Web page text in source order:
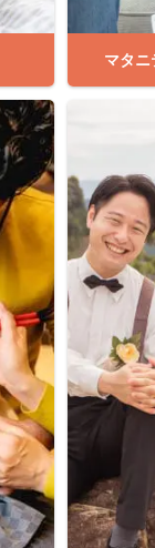
マタニ